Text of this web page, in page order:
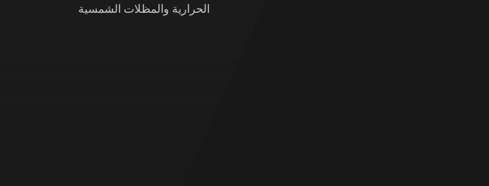
الحرارية والمظلات الشمسية